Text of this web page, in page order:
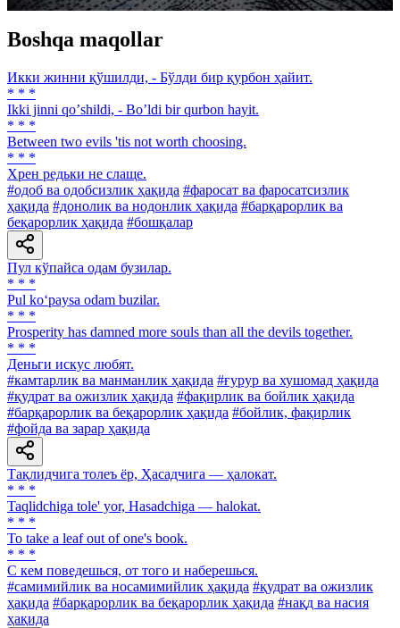
Boshqa maqollar
Икки жинни қўшилди, - Бўлди бир қурбон ҳайит.
* * *
Ikki jinni qoʼshildi, - Boʼldi bir qurbon hayit.
* * *
Between two evils 'tis not worth choosing.
* * *
Хрен редьки не слаще.
#одоб ва одобсизлик ҳақида #фаросат ва фаросатсизлик
ҳақида #донолик ва нодонлик ҳақида #барқарорлик ва
беқарорлик ҳақида #бошқалар
Пул кўпайса одам бузилар.
* * *
Pul ko‘paysa odam buzilar.
* * *
Prosperity has damned more souls than all the devils together.
* * *
Деньги искус любят.
#камтарлик ва манманлик ҳақида #ғурур ва хушомад ҳақида
#қудрат ва ожизлик ҳақида #фақирлик ва бойлик ҳақида
#барқарорлик ва беқарорлик ҳақида #бойлик, фақирлик
#фойда ва зарар ҳақида
Тақлидчига толеъ ёр, Ҳасадчига — ҳалокат.
* * *
Taqlidchiga tole' yor, Hasadchiga — halokat.
* * *
To take a leaf out of one's book.
* * *
С кем поведешься, от того и наберешься.
#самимийлик ва носамимийлик ҳақида #қудрат ва ожизлик
ҳақида #барқарорлик ва беқарорлик ҳақида #нақд ва насия
ҳақида